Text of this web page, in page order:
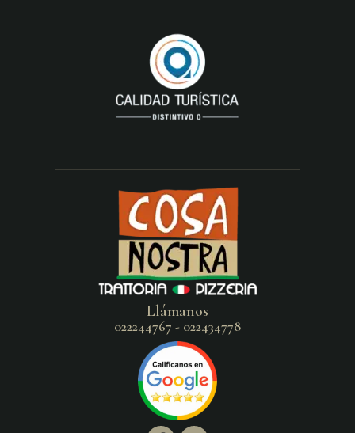
Llámanos
022244767 - 022434778